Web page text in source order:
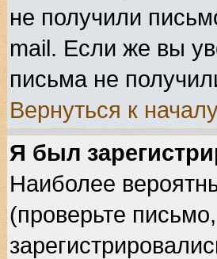
не получили
mail. Если же вы
письма не
Вернуться к
Я был
Наиболее
(проверьте